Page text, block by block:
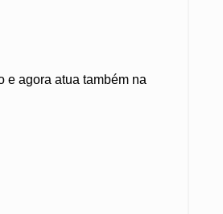
e agora atua também na